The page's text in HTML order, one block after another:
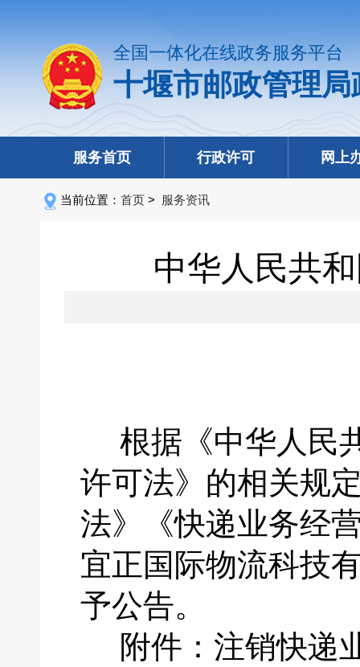
全国一体化在线政务服务平台
十堰市邮政管理
服务首页 行政许可 网上
当前位置： 首页 > 服务资讯
中华人民共
根据《中华人民
许可法》的相关规
法》《快递业务经
宜正国际物流科技
予公告。
附件：注销快递